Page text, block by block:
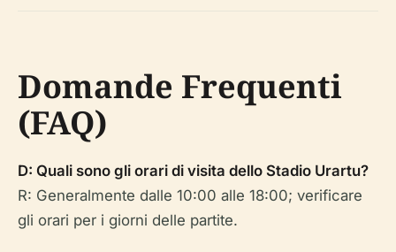
Domande Frequenti
(FAQ)
D: Quali sono gli orari di visita dello Stadio Urartu?
R: Generalmente dalle 10:00 alle 18:00; verificare
gli orari per i giorni delle partite.